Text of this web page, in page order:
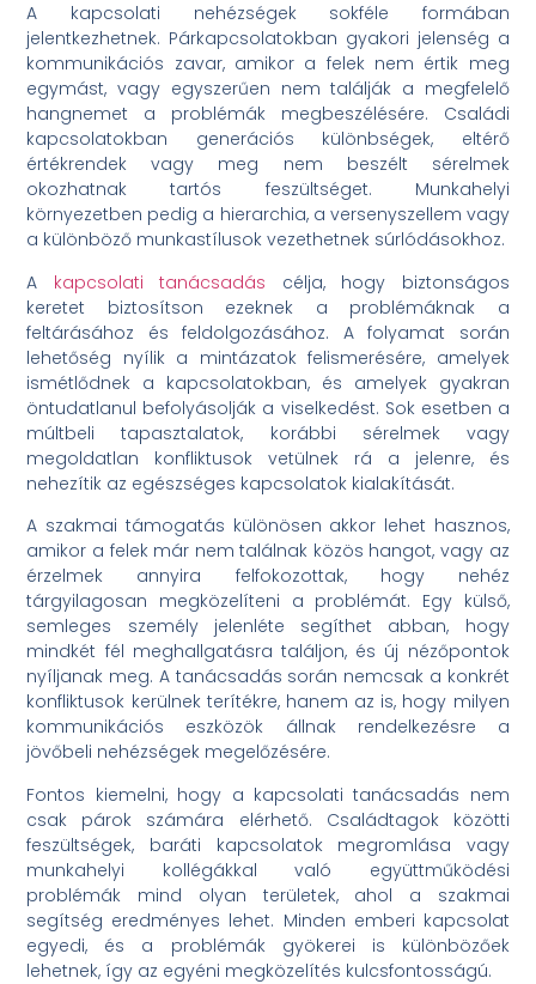
A kapcsolati nehézségek sokféle formában
jelentkezhetnek. Párkapcsolatokban gyakori jelenség a
kommunikációs zavar, amikor a felek nem értik meg
egymást, vagy egyszerűen nem találják a megfelelő
hangnemet a problémák megbeszélésére. Családi
kapcsolatokban generációs különbségek, eltérő
értékrendek vagy meg nem beszélt sérelmek
okozhatnak tartós feszültséget. Munkahelyi
környezetben pedig a hierarchia, a versenyszellem vagy
a különböző munkastílusok vezethetnek súrlódásokhoz.
A kapcsolati tanácsadás célja, hogy biztonságos
keretet biztosítson ezeknek a problémáknak a
feltárásához és feldolgozásához. A folyamat során
lehetőség nyílik a mintázatok felismerésére, amelyek
ismétlődnek a kapcsolatokban, és amelyek gyakran
öntudatlanul befolyásolják a viselkedést. Sok esetben a
múltbeli tapasztalatok, korábbi sérelmek vagy
megoldatlan konfliktusok vetülnek rá a jelenre, és
nehezítik az egészséges kapcsolatok kialakítását.
A szakmai támogatás különösen akkor lehet hasznos,
amikor a felek már nem találnak közös hangot, vagy az
érzelmek annyira felfokozottak, hogy nehéz
tárgyilagosan megközelíteni a problémát. Egy külső,
semleges személy jelenléte segíthet abban, hogy
mindkét fél meghallgatásra találjon, és új nézőpontok
nyíljanak meg. A tanácsadás során nemcsak a konkrét
konfliktusok kerülnek terítékre, hanem az is, hogy milyen
kommunikációs eszközök állnak rendelkezésre a
jövőbeli nehézségek megelőzésére.
Fontos kiemelni, hogy a kapcsolati tanácsadás nem
csak párok számára elérhető. Családtagok közötti
feszültségek, baráti kapcsolatok megromlása vagy
munkahelyi kollégákkal való együttműködési
problémák mind olyan területek, ahol a szakmai
segítség eredményes lehet. Minden emberi kapcsolat
egyedi, és a problémák gyökerei is különbözőek
lehetnek, így az egyéni megközelítés kulcsfontosságú.